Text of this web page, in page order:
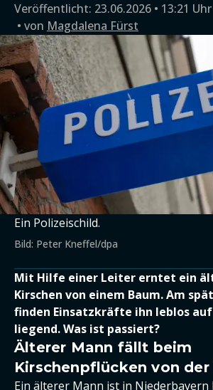
Veröffentlicht: 23.06.2026 • 13:21 Uhr
von Magdalena Fürst
Ein Polizeischild.
Bild: Peter Kneffel/dpa
Mit Hilfe einer Leiter erntet ein
Kirschen von einem Baum. Am
finden Einsatzkräfte ihn leblos auf
liegend. Was ist passiert?
Älterer Mann fällt beim
Kirschenpflücken von
Ein älterer Mann ist in Niederbayern